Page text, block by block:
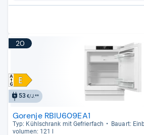
20
53 €/J.**
Gorenje RBIU609EA1
Typ: Kühl­schrank mit Gefrier­fach Bau­art:
vo­lu­men: 121 l